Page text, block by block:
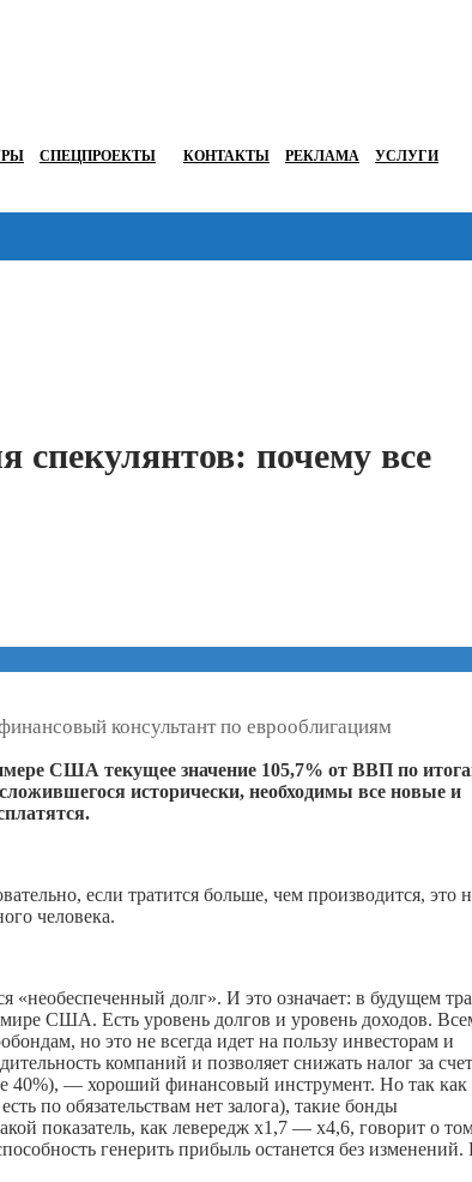
СПЕЦПРОЕКТЫ КОНТАКТЫ РЕКЛАМА УСЛУГИ
почему все
консультант по еврооблигациям
США текущее значение 105,7% от ВВП по
исторически, необходимы все новые и
если тратится больше, чем производится, это
человека.
«необеспеченный долг». И это означает: в будущем
США. Есть уровень долгов и уровень доходов.
но это не всегда идет на пользу инвесторам и
компаний и позволяет снижать налог за счет
40%), — хороший финансовый инструмент. Но так как
по обязательствам нет залога), такие бонды
показатель, как левередж х1,7 — х4,6, говорит о
генерить прибыль останется без изменений.